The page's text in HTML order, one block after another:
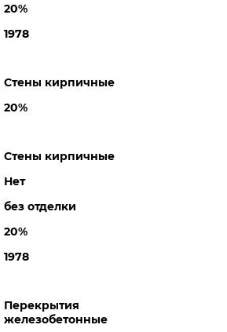
20%
1978
Стены кирпичные
20%
Стены кирпичные
Нет
без отделки
20%
1978
Перекрытия
железобетонные